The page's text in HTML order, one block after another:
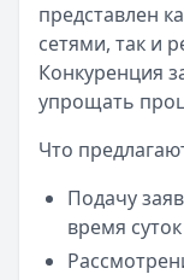
представлен
сетями, так и
Конкуренция
упрощать
Что
Подачу
время суток